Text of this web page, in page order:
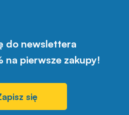
do newslettera
na pierwsze zakupy!
się